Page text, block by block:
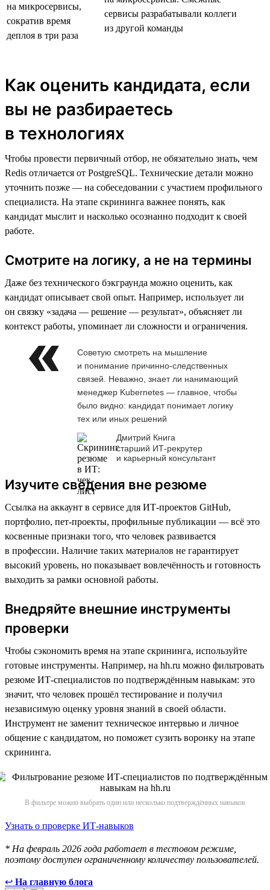
на микросервисы,
сократив время
деплоя в три раза
сервисы разрабатывали коллеги
из другой команды
Как оценить кандидата, если
вы не разбираетесь
в технологиях
Чтобы провести первичный отбор, не обязательно знать, чем
Redis отличается от PostgreSQL. Технические детали можно
уточнить позже — на собеседовании с участием профильного
специалиста. На этапе скрининга важнее понять, как
кандидат мыслит и насколько осознанно подходит к своей
работе.
Смотрите на логику, а не на термины
Даже без технического бэкграунда можно оценить, как
кандидат описывает свой опыт. Например, использует ли
он связку «задача — решение — результат», объясняет ли
контекст работы, упоминает ли сложности и ограничения.
Советую смотреть на мышление
и понимание причинно-следственных
связей. Неважно, знает ли нанимающий
менеджер Kubernetes — главное, чтобы
было видно: кандидат понимает логику
тех или иных решений
Дмитрий Книга
старший ИТ-рекрутер
и карьерный консультант
Изучите сведения вне резюме
Ссылка на аккаунт в сервисе для ИТ-проектов GitHub,
портфолио, пет-проекты, профильные публикации — всё это
косвенные признаки того, что человек развивается
в профессии. Наличие таких материалов не гарантирует
высокий уровень, но показывает вовлечённость и готовность
выходить за рамки основной работы.
Внедряйте внешние инструменты
проверки
Чтобы сэкономить время на этапе скрининга, используйте
готовые инструменты. Например, на hh.ru можно фильтровать
резюме ИТ-специалистов по подтверждённым навыкам: это
значит, что человек прошёл тестирование и получил
независимую оценку уровня знаний в своей области.
Инструмент не заменит техническое интервью и личное
общение с кандидатом, но поможет сузить воронку на этапе
скрининга.
В фильтре можно выбрать один или несколько подтверждённых навыков
Узнать о проверке ИТ-навыков
* На февраль 2026 года работает в тестовом режиме,
поэтому доступен ограниченному количеству пользователей.
↩ На главную блога